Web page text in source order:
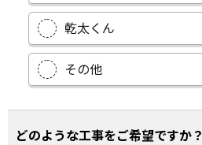
乾太くん
その他
どのような工事をご希望ですか？